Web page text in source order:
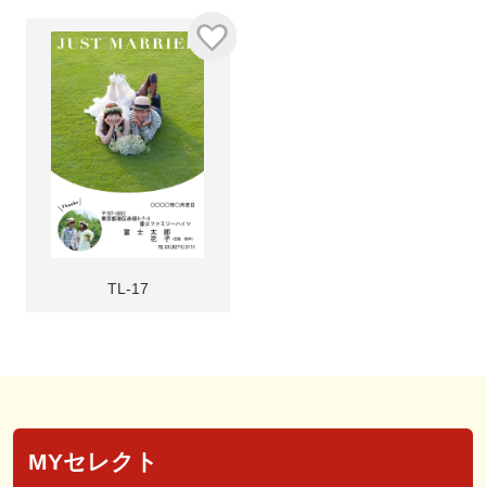
TL-17
MYセレクト